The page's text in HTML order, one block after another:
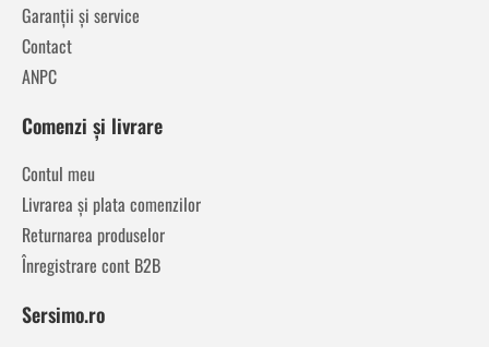
Garanții și service
Contact
ANPC
Comenzi și livrare
Contul meu
Livrarea și plata comenzilor
Returnarea produselor
Înregistrare cont B2B
Sersimo.ro